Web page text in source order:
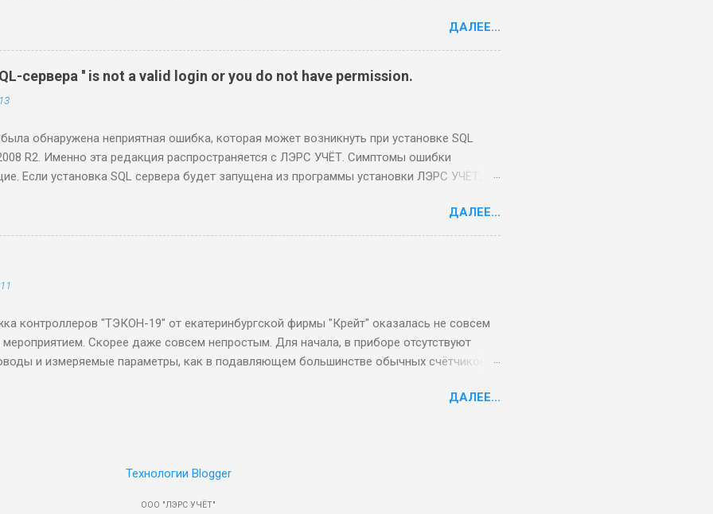
наши пользователи сталкиваются при установке 3-й версии, связаны с установкой или
SQL-сервера. Самая интересная из них - невозможность удаления/обновления/
SQL-сервера, если на компьютере уже была установлена ознакомительная версия SQL
ее действия истек.
ДАЛЕЕ...
сервера '' is not a valid login or you do not have permission.
обнаружена неприятная ошибка, которая может возникнуть при установке SQL
R2. Именно эта редакция распространяется с ЛЭРС УЧЁТ. Симптомы ошибки
Если установка SQL сервера будет запущена из программы установки ЛЭРС УЧЁТ, то
перезагрузки к серверу можно будет подключиться, хотя прав на доступ к базам
будет, поэтому никаких дальнейших действий выполнить не получится.
ДАЛЕЕ...
контроллеров "ТЭКОН-19" от екатеринбургской фирмы "Крейт" оказалась не совсем
Скорее даже совсем непростым. Для начала, в приборе отсутствуют
и измеряемые параметры, как в подавляющем большинстве обычных счётчиков.
различного свойства. В них могут храниться предустановленный изготовителем
какой-нибудь трубопровод, преобразовывая показания преобразователей в
ДАЛЕЕ...
Технологии Blogger
ООО "ЛЭРС УЧЁТ"